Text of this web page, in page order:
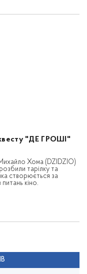
"ДЕ ГРОШІ"
Михайло Хома (DZIDZIO)
тарілку та
створюється за
кіно.